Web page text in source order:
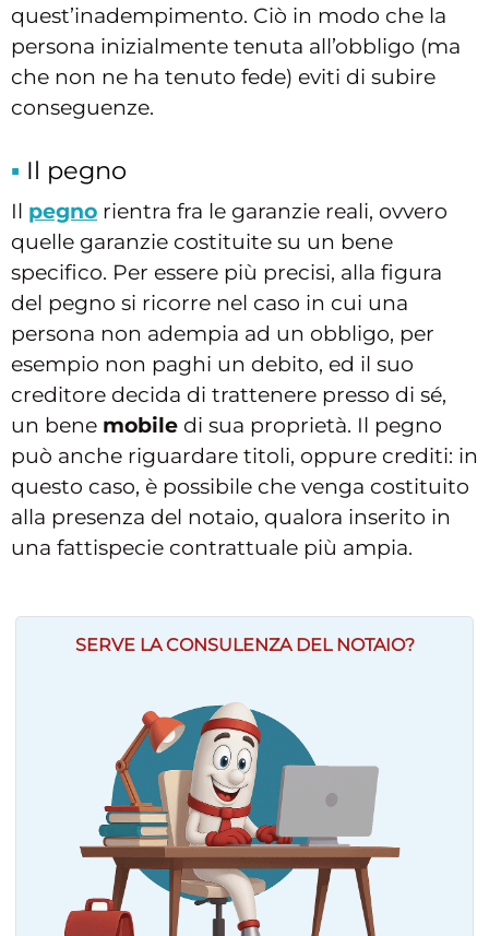
quest’inadempimento. Ciò in modo che la
persona inizialmente tenuta all’obbligo (ma
che non ne ha tenuto fede) eviti di subire
conseguenze.
Il pegno
Il pegno rientra fra le garanzie reali, ovvero
quelle garanzie costituite su un bene
specifico. Per essere più precisi, alla figura
del pegno si ricorre nel caso in cui una
persona non adempia ad un obbligo, per
esempio non paghi un debito, ed il suo
creditore decida di trattenere presso di sé,
un bene mobile di sua proprietà. Il pegno
può anche riguardare titoli, oppure crediti: in
questo caso, è possibile che venga costituito
alla presenza del notaio, qualora inserito in
una fattispecie contrattuale più ampia.
SERVE LA CONSULENZA DEL NOTAIO?